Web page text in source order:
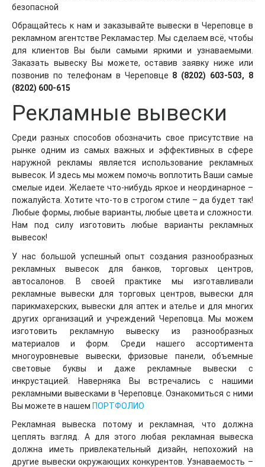
безопасной
Обращайтесь к нам и заказывайте вывески в Череповце в
рекламном агентстве Рекламастер. Мы сделаем всё, чтобы
для клиентов Вы были самыми яркими и узнаваемыми.
Заказать вывеску Вы можете, оставив заявку ниже или
позвонив по телефонам в Череповце 8 (8202) 603-503, 8
(8202) 600-615
Рекламные вывески
Среди разных способов обозначить свое присутствие на
рынке одним из самых важных и эффективных в сфере
наружной рекламы является использование рекламных
вывесок. И здесь мы можем помочь воплотить Ваши самые
смелые идеи. Желаете что-нибудь яркое и неординарное –
пожалуйста. Хотите что-то в строгом стиле – да будет так!
Любые формы, любые варианты, любые цвета и сложности.
Нам под силу изготовить любые варианты рекламных
вывесок!
У нас большой успешный опыт создания разнообразных
рекламных вывесок для банков, торговых центров,
автосалонов. В своей практике мы изготавливали
рекламные вывески для торговых центров, вывески для
парикмахерских, вывески для аптек и ателье и для многих
других организаций и учреждений Череповца. Мы можем
изготовить рекламную вывеску из разнообразных
материалов и форм. Среди нашего ассортимента
многоуровневые вывески, фризовые панели, объемные
световые буквы и даже рекламные вывески с
инкрустацией. Наверняка Вы встречались с нашими
рекламными вывесками в Череповце. Ознакомиться с ними
Вы можете в нашем ПОРТФОЛИО
Рекламная вывеска потому и рекламная, что должна
цеплять взгляд. А для этого любая рекламная вывеска
должна иметь привлекательный дизайн, непохожий на
другие вывески окружающих конкурентов. Узнаваемость –